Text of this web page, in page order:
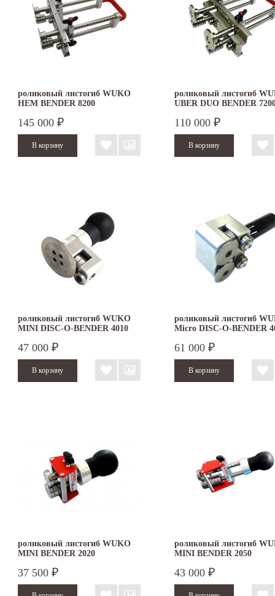
роликовый листогиб WUKO
HEM BENDER 8200
145 000 ₽
роликовый листогиб
UBER DUO BENDER
110 000 ₽
роликовый листогиб WUKO
MINI DISC-O-BENDER 4010
47 000 ₽
роликовый листогиб
Micro DISC-O-BENDER
61 000 ₽
роликовый листогиб WUKO
MINI BENDER 2020
37 500 ₽
роликовый листогиб
MINI BENDER 2050
43 000 ₽